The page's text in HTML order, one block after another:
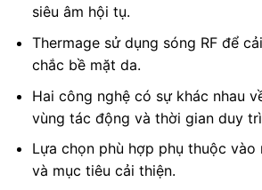
siêu âm hội tụ.
Thermage sử dụng sóng RF để
chắc bề mặt da.
Hai công nghệ có sự khác nhau
vùng tác động và thời gian duy
Lựa chọn phù hợp phụ thuộc vào
và mục tiêu cải thiện.